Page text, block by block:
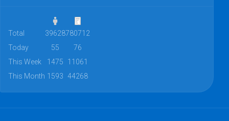
Total 39628780712
Today
55
76
This Week
1475
11061
This Month 1593 44268